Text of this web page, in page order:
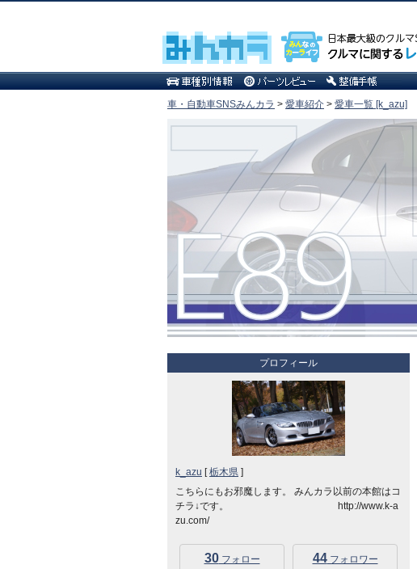
車・自動車SNSみんカラ > 愛車紹介 > 愛車一覧 [k_azu]
プロフィール
k_azu [栃木県 ]
こちらにもお邪魔します。 みんカラ以前の本館はコ
チラ↓です。 http://www.k-a
zu.com/
30フォロー 44フォロワー